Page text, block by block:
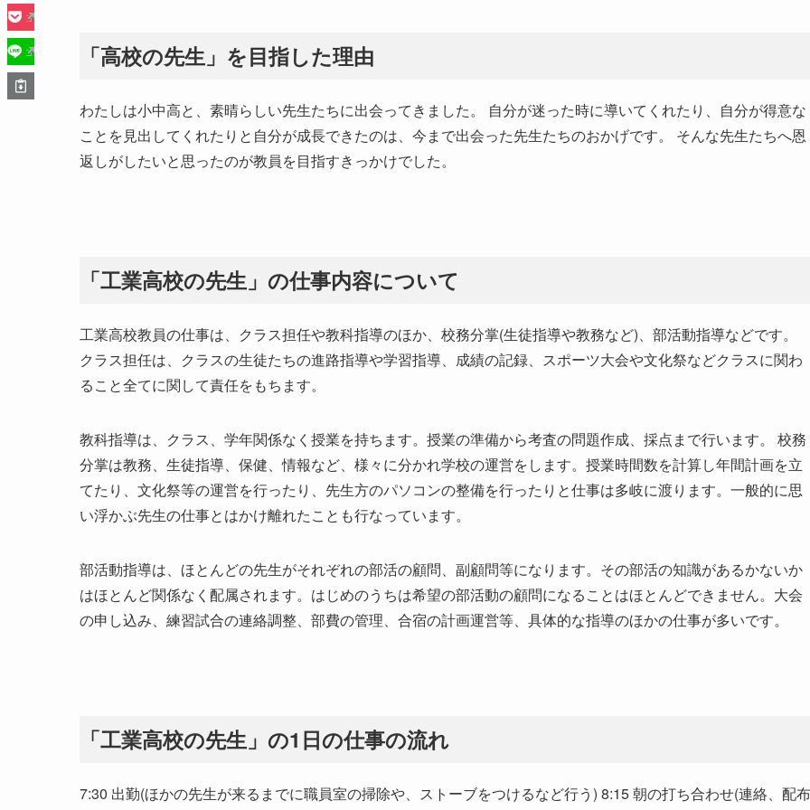
「高校の先生」を目指した理由
わたしは小中高と、素晴らしい先生たちに出会ってきました。 自分が迷った時に導いてくれたり、自分が得意な
ことを見出してくれたりと自分が成長できたのは、今まで出会った先生たちのおかげです。 そんな先生たちへ恩
返しがしたいと思ったのが教員を目指すきっかけでした。
「工業高校の先生」の仕事内容について
工業高校教員の仕事は、クラス担任や教科指導のほか、校務分掌(生徒指導や教務など)、部活動指導などです。
クラス担任は、クラスの生徒たちの進路指導や学習指導、成績の記録、スポーツ大会や文化祭などクラスに関わ
ること全てに関して責任をもちます。
教科指導は、クラス、学年関係なく授業を持ちます。授業の準備から考査の問題作成、採点まで行います。 校務
分掌は教務、生徒指導、保健、情報など、様々に分かれ学校の運営をします。授業時間数を計算し年間計画を立
てたり、文化祭等の運営を行ったり、先生方のパソコンの整備を行ったりと仕事は多岐に渡ります。一般的に思
い浮かぶ先生の仕事とはかけ離れたことも行なっています。
部活動指導は、ほとんどの先生がそれぞれの部活の顧問、副顧問等になります。その部活の知識があるかないか
はほとんど関係なく配属されます。はじめのうちは希望の部活動の顧問になることはほとんどできません。大会
の申し込み、練習試合の連絡調整、部費の管理、合宿の計画運営等、具体的な指導のほかの仕事が多いです。
「工業高校の先生」の1日の仕事の流れ
7:30 出勤(ほかの先生が来るまでに職員室の掃除や、ストーブをつけるなど行う) 8:15 朝の打ち合わせ(連絡、配布